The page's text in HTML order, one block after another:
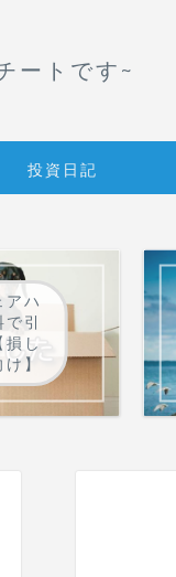
ートです~
投資日記
アハ
引
損し
】